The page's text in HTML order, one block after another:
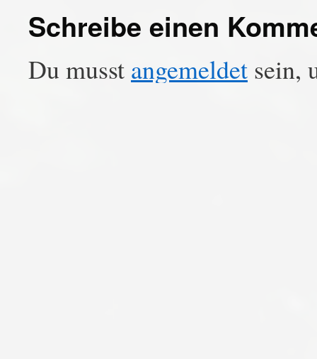
Schreibe einen
Du musst angemeldet sein,